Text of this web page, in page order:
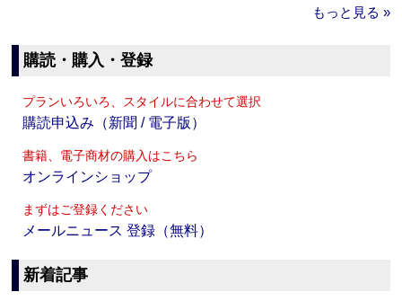
もっと見る »
購読・購入・登録
プランいろいろ、スタイルに合わせて選択
購読申込み（新聞 / 電子版）
書籍、電子商材の購入はこちら
オンラインショップ
まずはご登録ください
メールニュース 登録（無料）
新着記事